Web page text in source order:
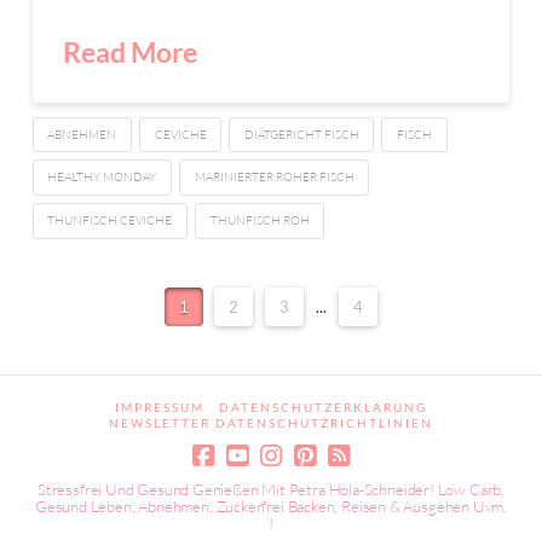
Read More
ABNEHMEN CEVICHE DIÄTGERICHT FISCH FISCH
HEALTHY MONDAY MARINIERTER ROHER FISCH
THUNFISCH CEVICHE THUNFISCH ROH
1 2 3 ... 4
IMPRESSUM
DATENSCHUTZERKLÄRUNG
NEWSLETTER DATENSCHUTZRICHTLINIEN
Stressfrei Und Gesund Genießen Mit Petra Hola-Schneider! Low Carb,
Gesund Leben, Abnehmen, Zuckerfrei Backen, Reisen & Ausgehen Uvm.
!